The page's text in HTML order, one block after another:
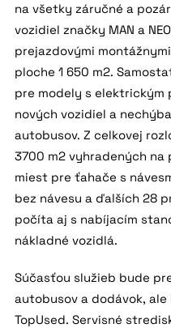
na všetky záručné a
vozidiel značky MAN a
prejazdovými
ploche 1 650 m2.
pre modely s elektrickým
nových vozidiel a
autobusov. Z celkovej
3700 m2 vyhradených na
miest pre ťahače s
bez návesu a ďalších 28
počíta aj s nabíjacím
nákladné vozidlá.
Súčasťou služieb bude
autobusov a dodávok, ale
TopUsed. Servisné